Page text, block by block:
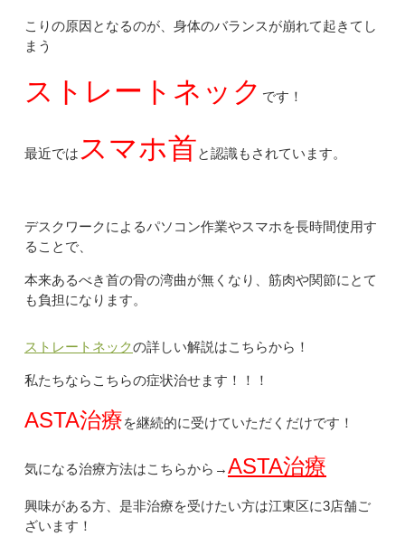
こりの原因となるのが、身体のバランスが崩れて起きてし
まう
ストレートネック です！
最近では スマホ首と認識もされています。
デスクワークによるパソコン作業やスマホを長時間使用す
ることで、
本来あるべき首の骨の湾曲が無くなり、筋肉や関節にとて
も負担になります。
ストレートネックの詳しい解説はこちらから！
私たちならこちらの症状治せます！！！
ASTA治療を継続的に受けていただくだけです！
気になる治療方法はこちらから→ASTA治療
興味がある方、是非治療を受けたい方は江東区に3店舗ご
ざいます！